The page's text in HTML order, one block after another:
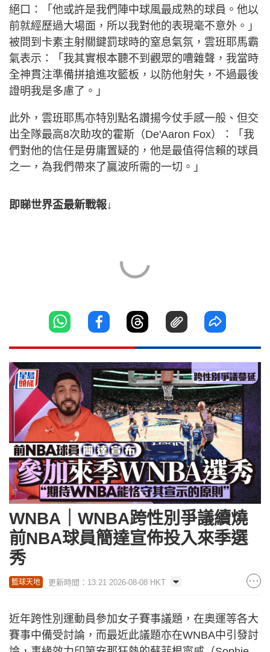
絕口：「他或許是我們陣中球風最成熟的球員。他以
前就經歷過大場面，所以我對他的表現毫不意外。」
被問到卡素主射關鍵罰球時的窒息氣氛，雲班耶馬霸
氣表示：「我其實根本聽不到觀眾的嘈雜聲，我當時
全神貫注準備拼搶進攻籃板，以防他射失，不過最後
證明我是多慮了。」
此外，雲班耶馬亦特別點名讚揚今仗手感一般、但交
出全隊最高8次助攻的霍斯（De'Aaron Fox）：「我
們對他的信任是毋庸置疑的，他是最值得信賴的球員
之一，為我們帶來了贏波所需的一切。」
即睇世界盃最新戰報↓
WNBA｜WNBA跨性別爭議續燒
前NBA球員簡達宣佈投入來季選
秀
籃球天地 更新時間：13:21 2026-08-08 HKT
近年跨性別運動員參加女子賽事議題，在奧運等各大
賽事中備受討論，而最近此議題亦在WNBA中引發討